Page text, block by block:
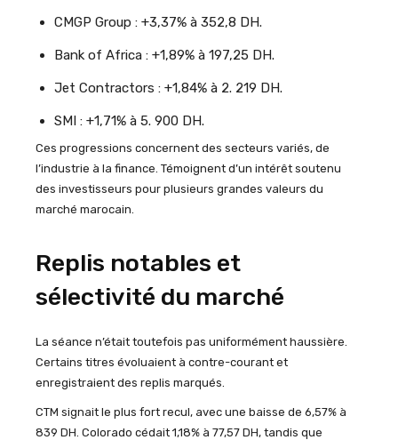
CMGP Group : +3,37% à 352,8 DH.
Bank of Africa : +1,89% à 197,25 DH.
Jet Contractors : +1,84% à 2. 219 DH.
SMI : +1,71% à 5. 900 DH.
Ces progressions concernent des secteurs variés, de
l’industrie à la finance. Témoignent d’un intérêt soutenu
des investisseurs pour plusieurs grandes valeurs du
marché marocain.
Replis notables et
sélectivité du marché
La séance n’était toutefois pas uniformément haussière.
Certains titres évoluaient à contre-courant et
enregistraient des replis marqués.
CTM signait le plus fort recul, avec une baisse de 6,57% à
839 DH. Colorado cédait 1,18% à 77,57 DH, tandis que